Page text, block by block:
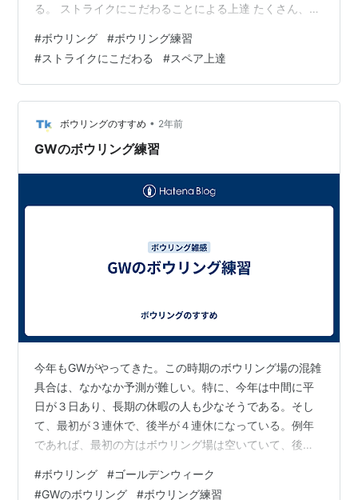
る。 ストライクにこだわることによる上達 たくさん、ス
ると、いろんな点に気づくと思う。 ボール、ラインの選
択 ラインのアジャスト 回転のかけ方や球速の変化 最初
に、ストライクになるラインを探す。選択したボールで
ストライクになるラインを見つけられれば、その後は、
レーン変化に対応するために、ひたすらアジャストにな
る。 同じラインに投げてストライクを続けら…
#ボウリング #ボウリング練習
#ストライクにこだわる #スペア上達
ボウリングのすすめ • 2年前
GWのボウリング練習
今年もGWがやってきた。この時期のボウリング場の混雑
具合は、なかなか予測が難しい。特に、今年は中間に平
日が３日あり、長期の休暇の人も少なそうである。そし
て、最初が３連休で、後半が４連休になっている。例年
であれば、最初の方はボウリング場は空いていて、後半
グ マイボウラーレーンのコンディションが、ラウンドワ
#ボウリング #ゴールデンウィーク
#GWのボウリング #ボウリング練習